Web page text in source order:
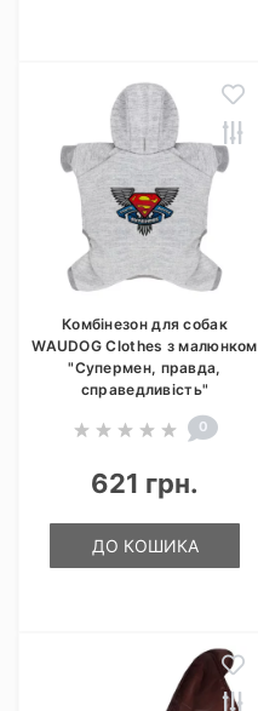
Комбінезон для собак
WAUDOG Clothes з малюнком
"Супермен, правда,
справедливість"
0
621 грн.
ДО КОШИКА